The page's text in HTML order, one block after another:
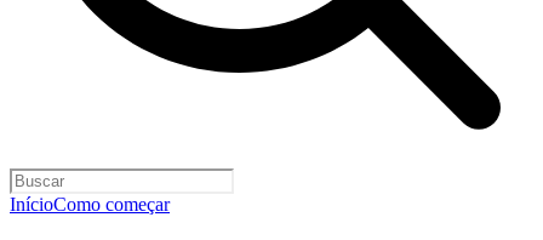
InícioComo começar